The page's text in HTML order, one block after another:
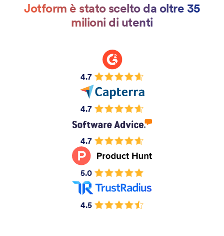
Jotform è stato scelto da oltre 35
milioni di utenti
4.7
4.7
4.7
5.0
4.5